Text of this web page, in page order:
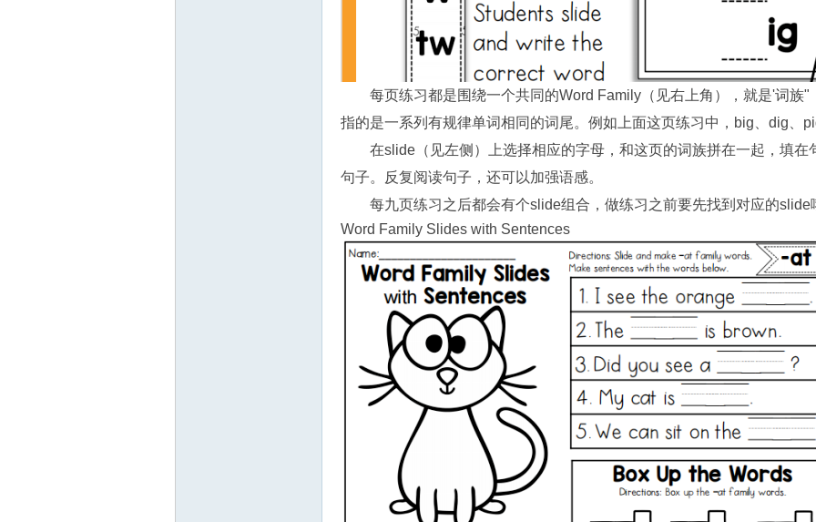
每页练习都是围绕一个共同的Word Family（见右上角），就是'词族
指的是一系列有规律单词相同的词尾。例如上面这页练习中，big、dig、
在slide（见左侧）上选择相应的字母，和这页的词族拼在一起，填
句子。反复阅读句子，还可以加强语感。
每九页练习之后都会有个slide组合，做练习之前要先找到对应的slide
Word Family Slides with Sentences